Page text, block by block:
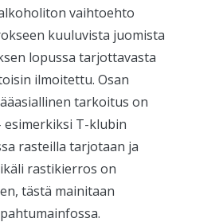
vaihtoehto
kuuluvista juomista
lopussa tarjottavasta
ilmoitettu. Osan
tarkoitus on
T-klubin
rasteilla tarjotaan ja
rastikierros on
tästä mainitaan